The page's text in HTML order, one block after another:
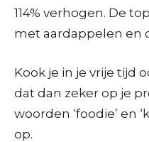
114% verhogen. De
met aardappelen en
Kook je in je vrije tijd
dat dan zeker op je
woorden ‘foodie’ en
op.